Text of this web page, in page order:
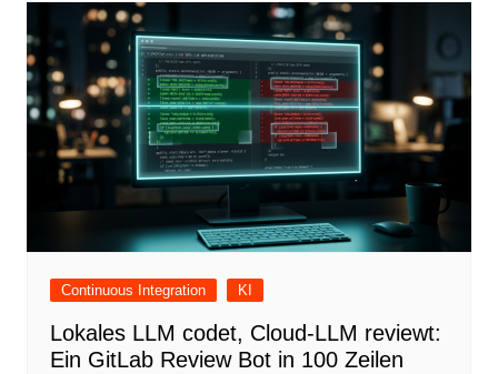
Continuous Integration KI
Lokales LLM codet, Cloud-LLM reviewt:
Ein GitLab Review Bot in 100 Zeilen